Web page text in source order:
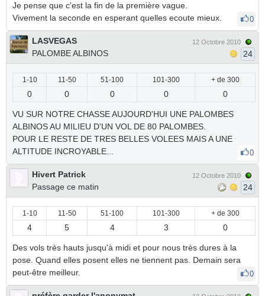
Je pense que c'est la fin de la première vague.
Vivement la seconde en esperant quelles ecoute mieux.
0
LASVEGAS
PALOMBE ALBINOS
12 Octobre 2010
24
1-10 11-50 51-100 101-300 + de 300
0 0 0 0 0
VU SUR NOTRE CHASSE AUJOURD'HUI UNE PALOMBES
ALBINOS AU MILIEU D'UN VOL DE 80 PALOMBES.
POUR LE RESTE DE TRES BELLES VOLEES MAIS A UNE
ALTITUDE INCROYABLE...
0
Hivert Patrick
Passage ce matin
12 Octobre 2010
24
1-10 11-50 51-100 101-300 + de 300
4 5 4 3 0
Des vols très hauts jusqu'à midi et pour nous très dures à la
pose. Quand elles posent elles ne tiennent pas. Demain sera
peut-être meilleur.
0